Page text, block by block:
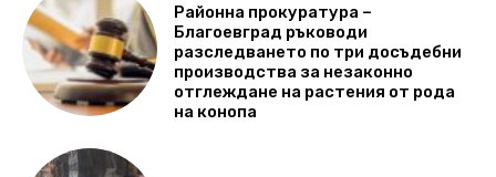
Районна прокуратура –
Благоевград ръководи
разследването по три досъдебни
производства за незаконно
отглеждане на растения от рода
на конопа